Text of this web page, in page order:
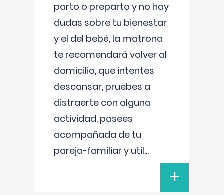
parto o preparto y no hay
dudas sobre tu bienestar
y el del bebé, la matrona
te recomendará volver al
domicilio, que intentes
descansar, pruebes a
distraerte con alguna
actividad, pasees
acompañada de tu
pareja-familiar y util...
+